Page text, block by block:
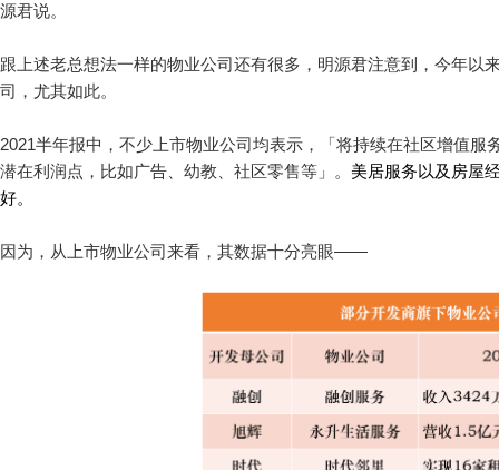
源君说。
跟上述老总想法一样的物业公司还有很多，明源君注意到，今年
司，尤其如此。
2021半年报中，不少上市物业公司均表示，「将持续在社区增值
潜在利润点，比如广告、幼教、社区零售等」。 美居服务以及房屋
好。
因为，从上市物业公司来看，其数据十分亮眼——